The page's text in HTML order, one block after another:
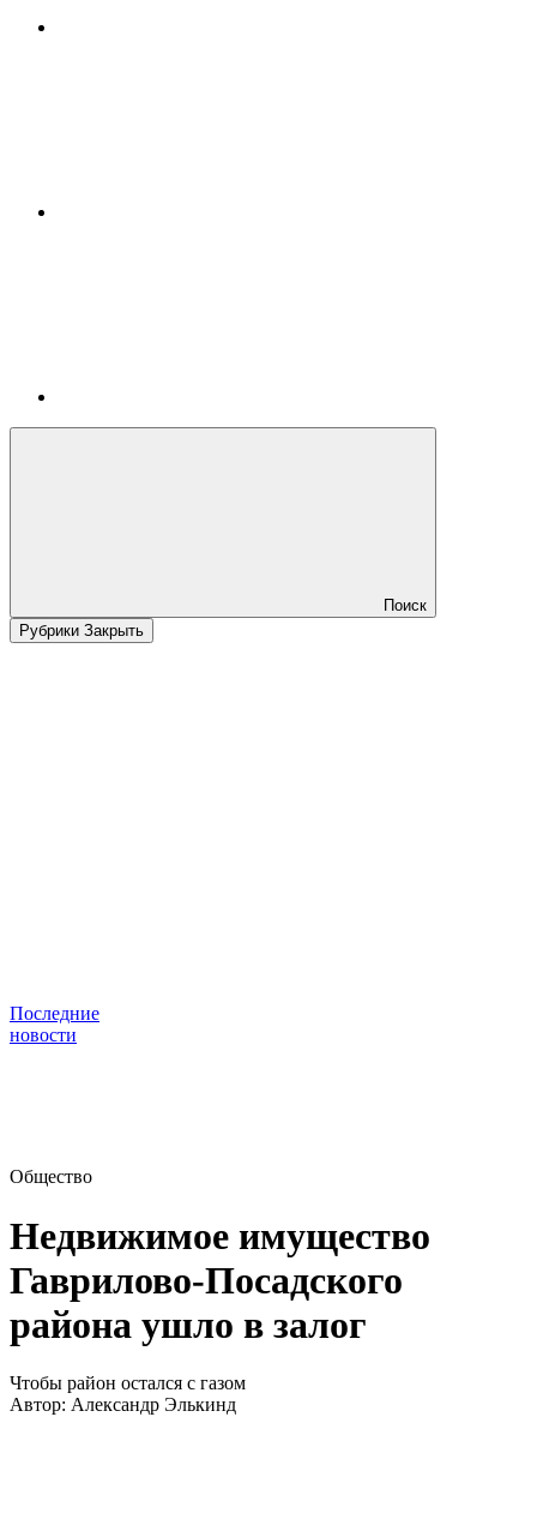
Поиск
Рубрики Закрыть
Последние
новости
Общество
Недвижимое имущество
Гаврилово-Посадского
района ушло в залог
Чтобы район остался с газом
Автор: Александр Элькинд